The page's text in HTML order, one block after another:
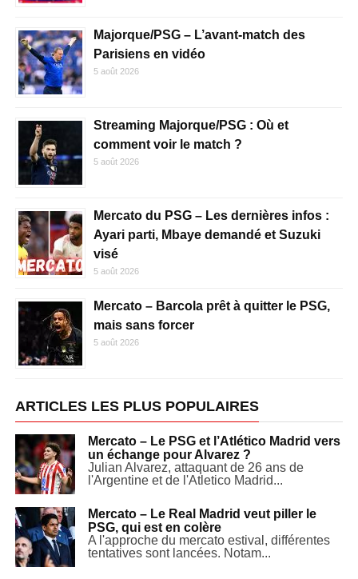
Majorque/PSG – L’avant-match des
Parisiens en vidéo
5 août 2026
Streaming Majorque/PSG : Où et
comment voir le match ?
5 août 2026
Mercato du PSG – Les dernières infos :
Ayari parti, Mbaye demandé et Suzuki
visé
5 août 2026
Mercato – Barcola prêt à quitter le PSG,
mais sans forcer
5 août 2026
ARTICLES LES PLUS POPULAIRES
Mercato – Le PSG et l’Atlético Madrid vers
un échange pour Alvarez ?
Julian Alvarez, attaquant de 26 ans de
l'Argentine et de l'Atletico Madrid...
Mercato – Le Real Madrid veut piller le
PSG, qui est en colère
A l'approche du mercato estival, différentes
tentatives sont lancées. Notam...